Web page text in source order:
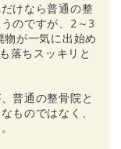
けなら普通の整
のですが、2～3
が一気に出始め
落ちスッキリと
普通の整骨院と
ものではなく、